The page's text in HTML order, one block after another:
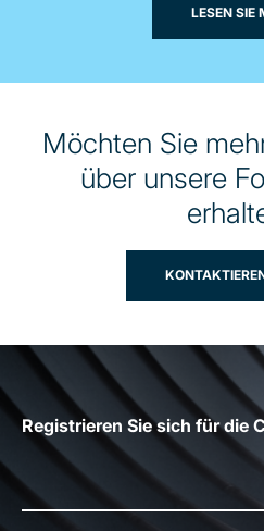
LESEN SIE
Möchten Sie
über unsere
Registrieren Sie sich für die